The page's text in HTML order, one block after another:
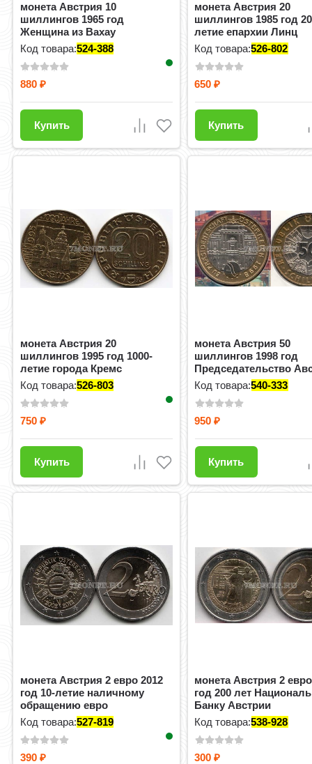
монета Австрия 10
шиллингов 1965 год
Женщина из Вахау
Код товара:524-388
880₽
Купить
монета Австрия 20
шиллингов 1985 год
летие епархии Линц
Код товара:526-802
650₽
Купить
монета Австрия 20
шиллингов 1995 год 1000-
летие города Кремс
Код товара:526-803
750₽
Купить
монета Австрия 50
шиллингов 1998 год
Председательство
ЕС, в буклете
Код товара:540-333
950₽
Купить
монета Австрия 2 евро 2012
год 10-летие наличному
обращению евро
Код товара:527-819
390₽
монета Австрия 2
год 200 лет
Банку Австрии
Код товара:538-928
300₽